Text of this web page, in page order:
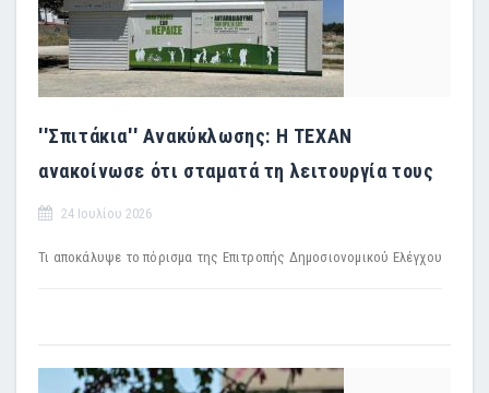
''Σπιτάκια'' Ανακύκλωσης: Η TEXAN
ανακοίνωσε ότι σταματά τη λειτουργία τους
24 Ιουλίου 2026
Τι αποκάλυψε το πόρισμα της Επιτροπής Δημοσιονομικού Ελέγχου